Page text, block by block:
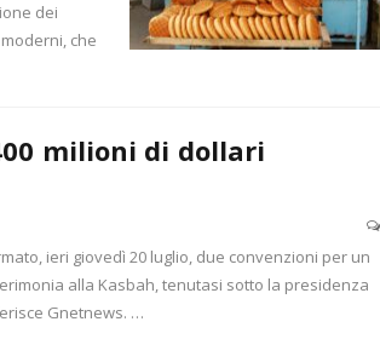
dei
che
milioni di dollari
ieri giovedì 20 luglio, due convenzioni per un
alla Kasbah, tenutasi sotto la presidenza
Gnetnews. …